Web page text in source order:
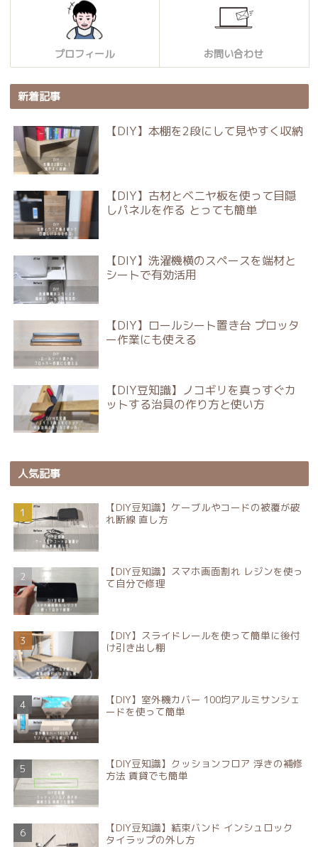
プロフィール お問い合わせ
新着記事
【DIY】本棚を2段にして見やすく収納
【DIY】古材とベニヤ板を使って目隠
しパネルを作る とっても簡単
【DIY】洗濯機横のスペースを端材と
シートで有効活用
【DIY】ロールシート置き台 プロッタ
ー作業にも使える
【DIY豆知識】ノコギリを真っすぐカ
ットする治具の作り方と使い方
人気記事
【DIY豆知識】ケーブルやコードの被覆が破
れ断線 直し方
【DIY豆知識】スマホ画面割れ レジンを使っ
て自分で修理
【DIY】スライドレールを使って簡単に後付
け引き出し棚
【DIY】室外機カバー 100均アルミサンシェ
ードを使って簡単
【DIY豆知識】クッションフロア 浮きの補修
方法 賃貸でも簡単
【DIY豆知識】結束バンド インシュロック
タイラップの外し方